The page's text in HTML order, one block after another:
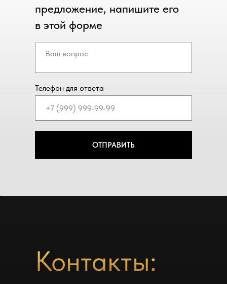
Контакты:
предложение, напишите его
в этой форме
Телефон для ответа
ОТПРАВИТЬ